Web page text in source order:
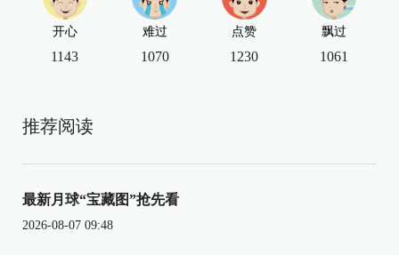
开心
1143
难过
1070
点赞
1230
飘过
1061
推荐阅读
最新月球“宝藏图”抢先看
2026-08-07 09:48